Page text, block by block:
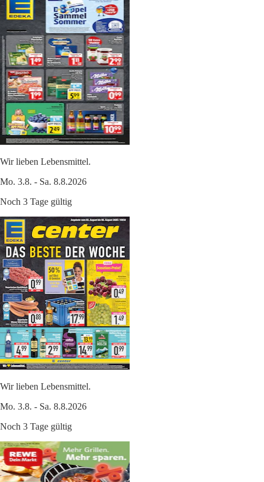
Wir lieben Lebensmittel.
Mo. 3.8. - Sa. 8.8.2026
Noch 3 Tage gültig
Wir lieben Lebensmittel.
Mo. 3.8. - Sa. 8.8.2026
Noch 3 Tage gültig